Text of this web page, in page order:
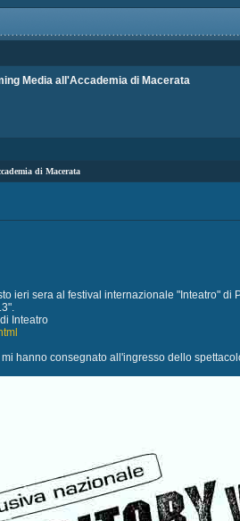
Media all'Accademia di Macerata
di Macerata
ieri sera al festival internazionale "Inteatro"
Inteatro
hanno consegnato all'ingresso dello